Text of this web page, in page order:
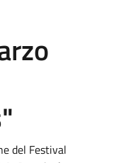
del Festival